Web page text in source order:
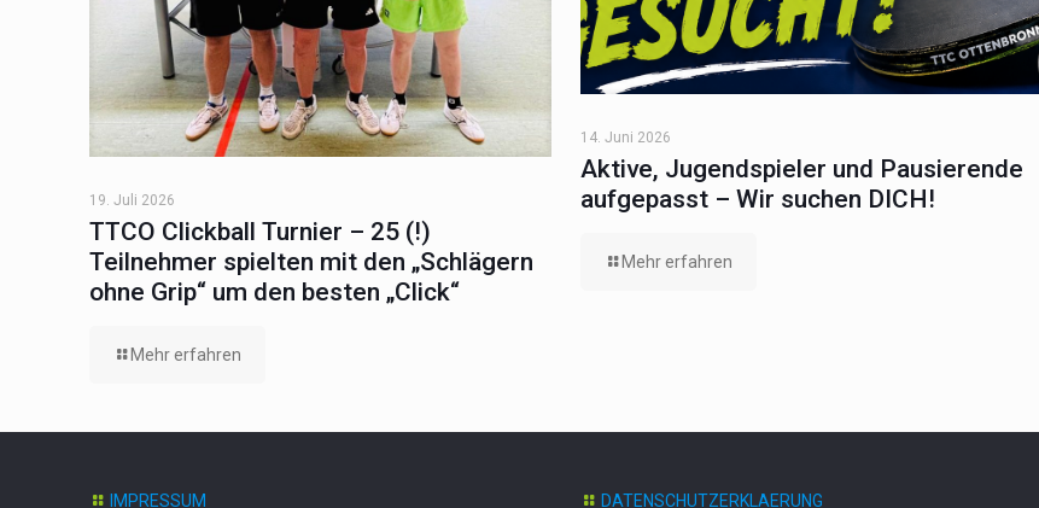
19. Juli 2026
TTCO Clickball Turnier – 25 (!)
Teilnehmer spielten mit den „Schlägern
ohne Grip“ um den besten „Click“
Mehr erfahren
14. Juni 2026
Aktive, Jugendspieler und Pausierende
aufgepasst – Wir suchen DICH!
Mehr erfahren
IMPRESSUM DATENSCHUTZERKLAERUNG